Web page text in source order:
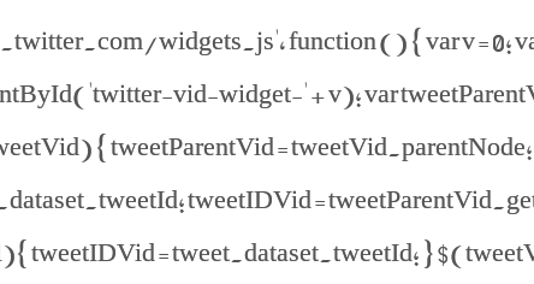
widgets.js', function () { var v = 0;
vid-widget-' + v); var
{ tweetParentVid =
tweetIDVid =
tweetIDVid = tweet.dataset.tweetId; }